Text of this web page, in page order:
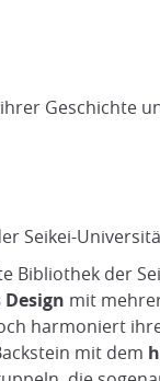
Geschichte
Seikei-
Bibliothek der
mit
harmoniert
mit dem